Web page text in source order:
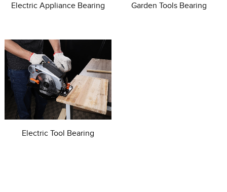
Electric Appliance Bearing Garden Tools Bearing
Electric Tool Bearing